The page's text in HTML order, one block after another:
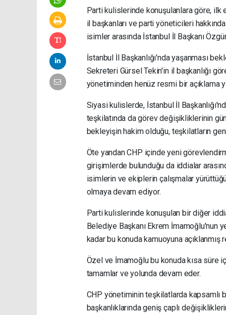
Parti kulislerinde konuşulanlara göre, ilk
il başkanları ve parti yöneticileri
isimler arasında İstanbul İl Başkanı
İstanbul İl Başkanlığı'nda yaşanması
Sekreteri Gürsel Tekin'in il başkanlığı
yönetiminden henüz resmi bir açıklama
Siyasi kulislerde, İstanbul İl
teşkilatında da görev değişikliklerinin
bekleyişin hakim olduğu, teşkilatların
Öte yandan CHP içinde yeni
girişimlerde bulunduğu da iddialar
isimlerin ve ekiplerin çalışmalar
olmaya devam ediyor.
Parti kulislerinde konuşulan bir diğer
Belediye Başkanı Ekrem İmamoğlu'nun
kadar bu konuda kamuoyuna
Özel ve İmamoğlu bu konuda kısa süre
tamamlar ve yolunda devam eder.
CHP yönetiminin teşkilatlarda kapsamlı
başkanlıklarında geniş çaplı